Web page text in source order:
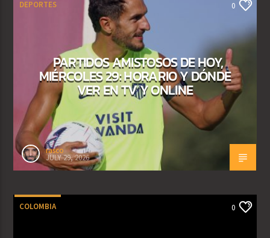
DEPORTES 0
PARTIDOS AMISTOSOS DE HOY,
MIÉRCOLES 29: HORARIO Y DÓNDE
VER EN TV Y ONLINE
rasco
JULY 29, 2026
COLOMBIA 0